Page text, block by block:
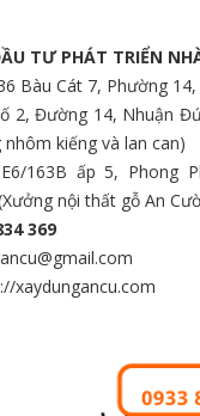
TƯ PHÁT TRIỂN
Bàu Cát 7, Phường
2, Đường 14, Nhuận
nhôm kiếng và lan can)
E6/163B ấp 5, Phong
nội thất gỗ An
369
xaydungancu.com